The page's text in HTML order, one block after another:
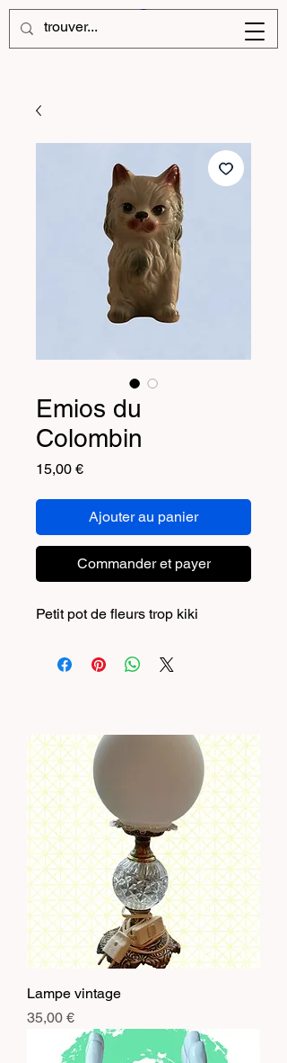
Emios du
Colombin
15,00 €Prix
Ajouter au panier
Commander et payer
Petit pot de fleurs trop kiki
Lampe vintage
Prix
35,00 €